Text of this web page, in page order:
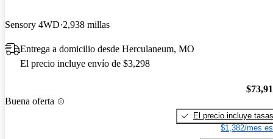
Sensory 4WD 2,938 millas
Entrega a domicilio desde Herculaneum, MO
El precio incluye envío de $3,298
Buena oferta
El precio incluye tasas
$1,382/mes